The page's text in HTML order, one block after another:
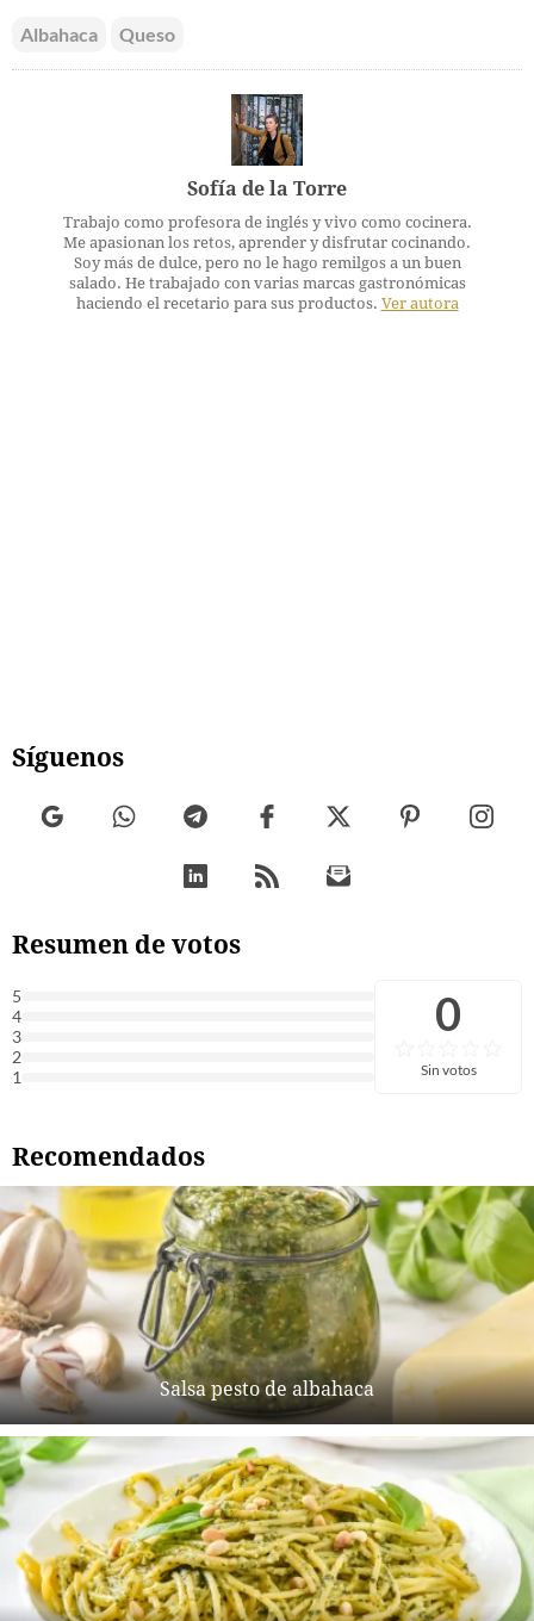
Albahaca Queso
Sofía de la Torre
Trabajo como profesora de inglés y vivo como cocinera.
Me apasionan los retos, aprender y disfrutar cocinando.
Soy más de dulce, pero no le hago remilgos a un buen
salado. He trabajado con varias marcas gastronómicas
haciendo el recetario para sus productos. Ver autora
Síguenos
Resumen de votos
5
4
3
2
1
0
Sin votos
Recomendados
Salsa pesto de albahaca